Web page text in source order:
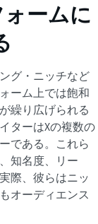
ームに
グ・ニッチなど
ーム上では飽和
繰り広げられる
ターはXの複数の
である。これら
知名度、リー
際、彼らはニッ
オーディエンス